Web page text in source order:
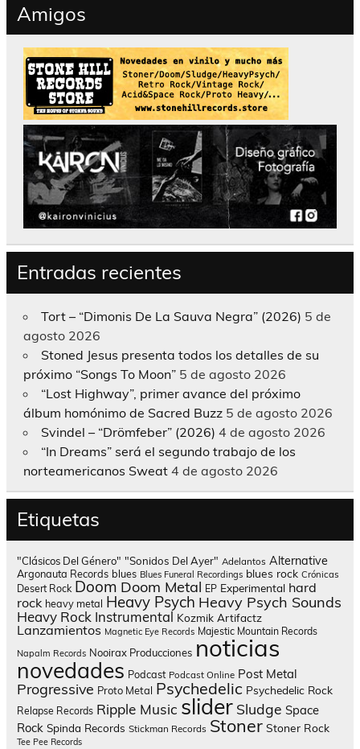
Amigos
Entradas recientes
Tort – “Dimonis De La Sauva Negra” (2026) 5 de
agosto 2026
Stoned Jesus presenta todos los detalles de su
próximo “Songs To Moon” 5 de agosto 2026
“Lost Highway”, primer avance del próximo
álbum homónimo de Sacred Buzz 5 de agosto 2026
Svindel – “Drömfeber” (2026) 4 de agosto 2026
“In Dreams” será el segundo trabajo de los
norteamericanos Sweat 4 de agosto 2026
Etiquetas
"Clásicos Del Género" "Sonidos Del Ayer" Adelantos Alternative
Argonauta Records blues Blues Funeral Recordings blues rock Crónicas
Desert Rock Doom Doom Metal EP Experimental hard
rock heavy metal Heavy Psych Heavy Psych Sounds
Heavy Rock Instrumental Kozmik Artifactz
Lanzamientos Magnetic Eye Records Majestic Mountain Records
Napalm Records Nooirax Producciones noticias
novedades Podcast Podcast Online Post Metal
Progressive Proto Metal Psychedelic Psychedelic Rock
Relapse Records Ripple Music slider Sludge Space
Rock Spinda Records Stickman Records Stoner Stoner Rock
Tee Pee Records